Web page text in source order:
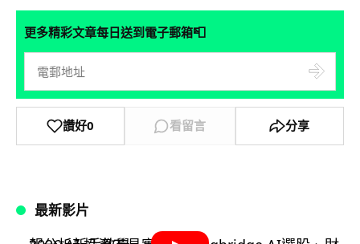
更多精彩文章每日送到電子郵箱📮
讚好0 看留言 分享
最新影片